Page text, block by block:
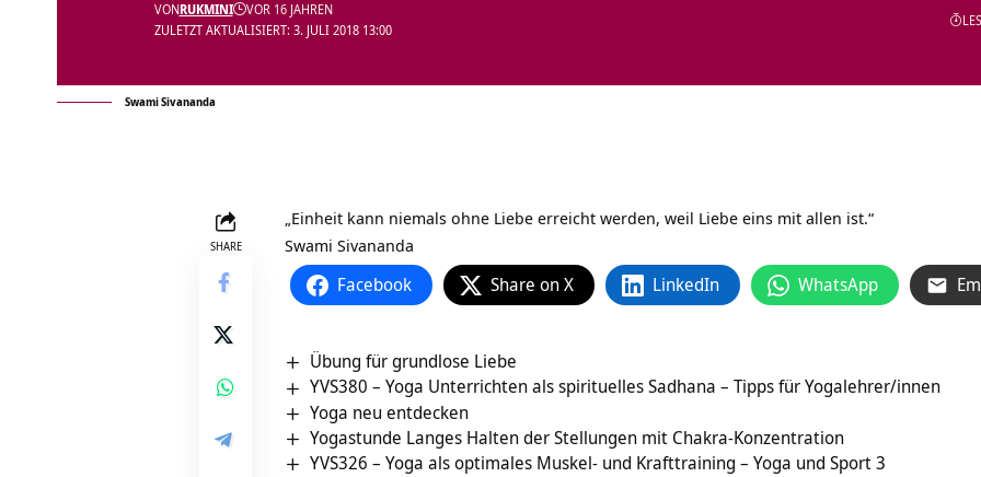
ZULETZT AKTUALISIERT: 3. JULI 2018 13:00
VONRUKMINI VOR 16 JAHREN
Swami Sivananda
SHARE
„Einheit kann niemals ohne Liebe erreicht werden, weil Liebe eins mit allen ist.“
Swami Sivananda
Facebook Share on X LinkedIn WhatsApp
Übung für grundlose Liebe
YVS380 – Yoga Unterrichten als spirituelles Sadhana – Tipps für Yogalehrer/innen
Yoga neu entdecken
Yogastunde Langes Halten der Stellungen mit Chakra-Konzentration
YVS326 – Yoga als optimales Muskel- und Krafttraining – Yoga und Sport 3